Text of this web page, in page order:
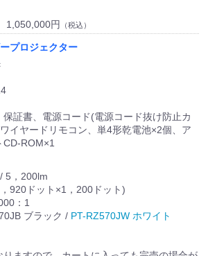
1,050,000円 （税込）
プロジェクター
証書、電源コード(電源コード抜け防止カ
イヤードリモコン、単4形乾電池×2個、ア
ROM×1
5，200lm
920ドット×1，200ドット)
：1
ブラック / PT-RZ570JW ホワイト